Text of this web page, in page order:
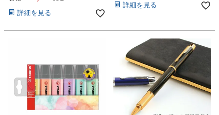
詳細を見る
詳細を見る